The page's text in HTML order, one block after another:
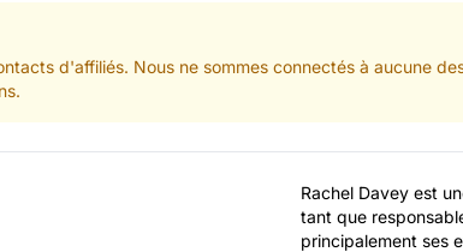
d'affiliés. Nous ne sommes connectés à aucune
Rachel Davey est
tant que
principalement ses